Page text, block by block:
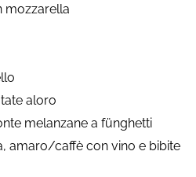
mozzarella
aloro
melanzane a fünghetti
amaro/caffè con vino e bibite